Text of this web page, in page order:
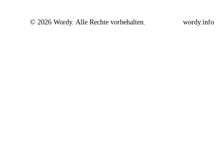
© 2026 Wordy. Alle Rechte vorbehalten. wordy.info